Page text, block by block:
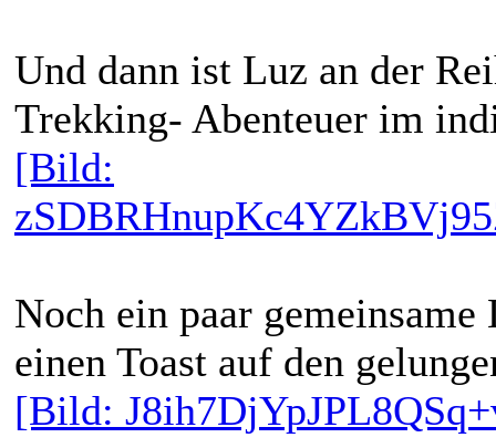
Und dann ist Luz an der
Trekking- Abenteuer im
[Bild:
Noch ein paar
einen Toast auf den
[Bild: